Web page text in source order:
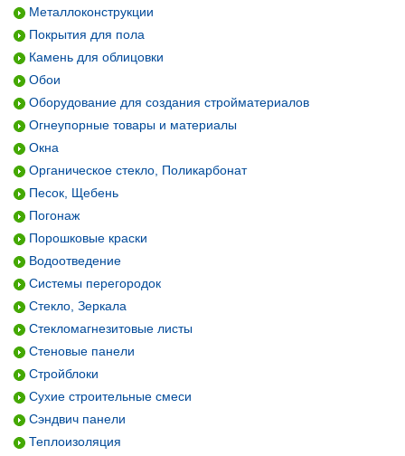
Металлоконструкции
Покрытия для пола
Камень для облицовки
Обои
Оборудование для создания стройматериалов
Огнеупорные товары и материалы
Окна
Органическое стекло, Поликарбонат
Песок, Щебень
Погонаж
Порошковые краски
Водоотведение
Системы перегородок
Стекло, Зеркала
Стекломагнезитовые листы
Стеновые панели
Стройблоки
Сухие строительные смеси
Сэндвич панели
Теплоизоляция